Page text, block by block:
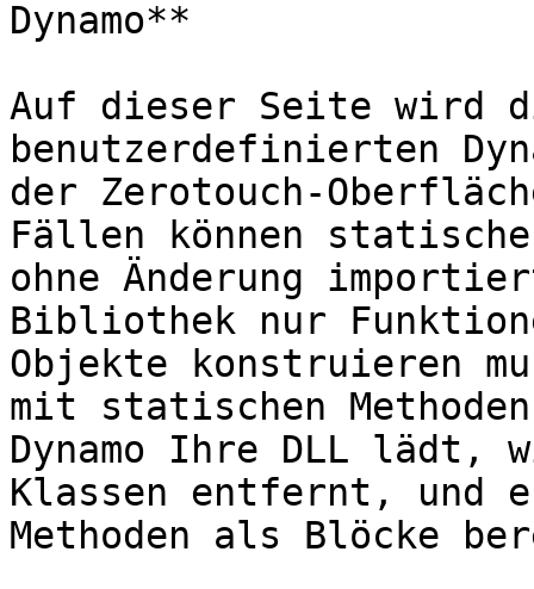
Dynamo**
Auf dieser Seite wird
benutzerdefinierten
der Zerotouch-
Fällen können statische
ohne Änderung
Bibliothek nur
Objekte konstruieren
mit statischen
Dynamo Ihre DLL lädt,
Klassen entfernt, und
Methoden als Blöcke